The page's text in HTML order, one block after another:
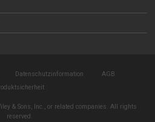
Datenschutzinformation
AGB
& Sons, Inc., or related companies. All rights
reserved.